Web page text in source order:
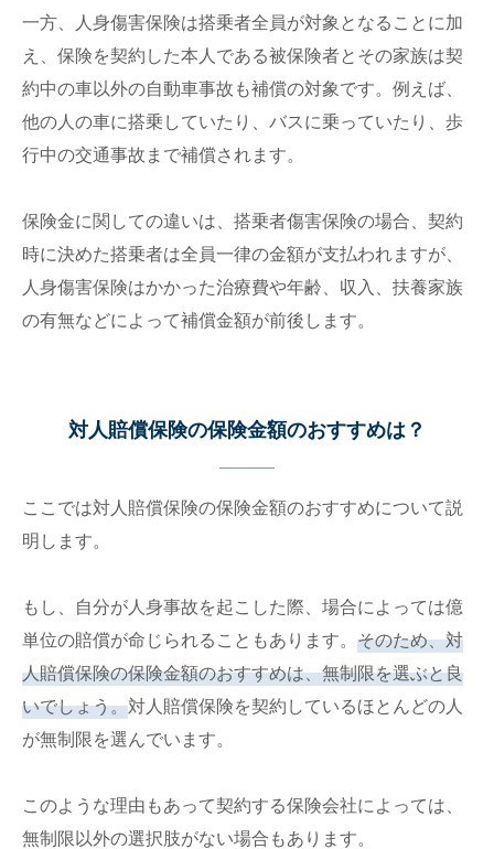
一方、人身傷害保険は搭乗者全員が対象となることに加
え、保険を契約した本人である被保険者とその家族は契
約中の車以外の自動車事故も補償の対象です。例えば、
他の人の車に搭乗していたり、バスに乗っていたり、歩
行中の交通事故まで補償されます。
保険金に関しての違いは、搭乗者傷害保険の場合、契約
時に決めた搭乗者は全員一律の金額が支払われますが、
人身傷害保険はかかった治療費や年齢、収入、扶養家族
の有無などによって補償金額が前後します。
対人賠償保険の保険金額のおすすめは？
ここでは対人賠償保険の保険金額のおすすめについて説
明します。
もし、自分が人身事故を起こした際、場合によっては億
単位の賠償が命じられることもあります。 そのため、対
人賠償保険の保険金額のおすすめは、無制限を選ぶと良
いでしょう。対人賠償保険を契約しているほとんどの人
が無制限を選んでいます。
このような理由もあって契約する保険会社によっては、
無制限以外の選択肢がない場合もあります。